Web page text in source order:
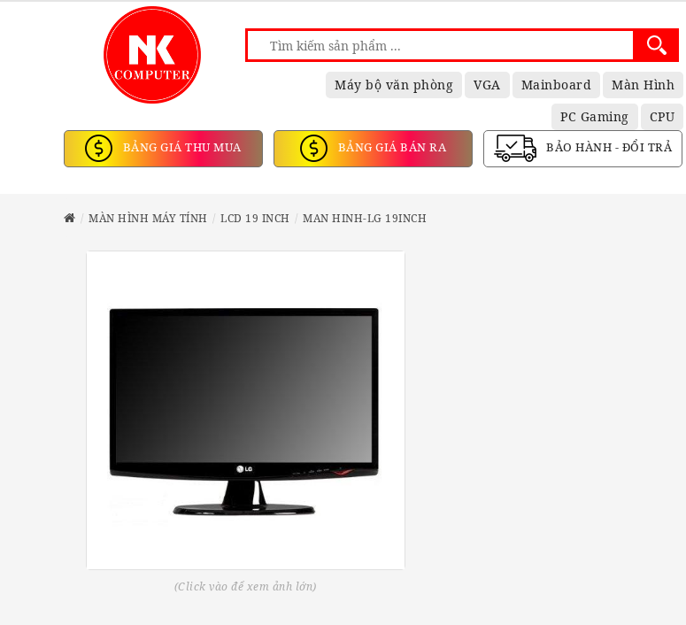
Máy bộ văn phòng VGA Mainboard
Màn Hình
PC Gaming
CPU
BẢNG GIÁ THU MUA BẢNG GIÁ BÁN RA BẢO HÀNH - ĐỔI TRẢ
MÀN HÌNH MÁY TÍNH LCD 19 INCH MAN HINH-LG 19INCH
(Click vào để xem ảnh lớn)